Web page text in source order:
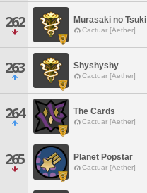
262 Murasaki no Tsuki
Cactuar [Aether]
263 Shyshyshy
Cactuar [Aether]
264 The Cards
Cactuar [Aether]
265 Planet Popstar
Cactuar [Aether]